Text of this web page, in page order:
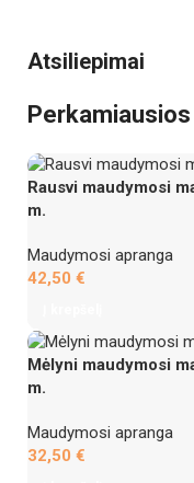
Atsiliepimai
Rausvi maudymosi
m.
Maudymosi apranga
42,50 €
Mėlyni maudymosi
m.
Maudymosi apranga
32,50 €